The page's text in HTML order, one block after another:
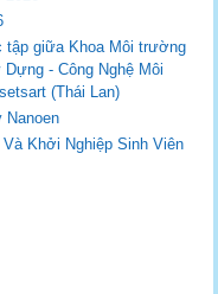
tập giữa Khoa Môi trường
- Công Nghệ Môi
(Thái Lan)
Nanoen
Khởi Nghiệp Sinh Viên